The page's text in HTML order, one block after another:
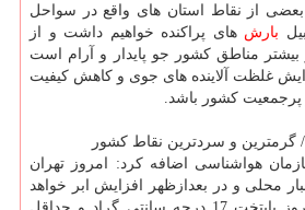
بعضی از نقاط استان های واقع در سواحل
بارش های پراكنده خواهیم داشت و از
بیشتر مناطق كشور جو پایدار و آرام است
غلظت آلاینده های جوی و كاهش كیفیت
كشور باشد.
و سردترین نقاط كشور
هواشناسی اضافه كرد: امروز تهران
محلی و در بعدازظهر افزایش ابر خواهد
داشت، حداكثر دمای امروز پایتخت 17 درجه سانتی گراد و حداقل